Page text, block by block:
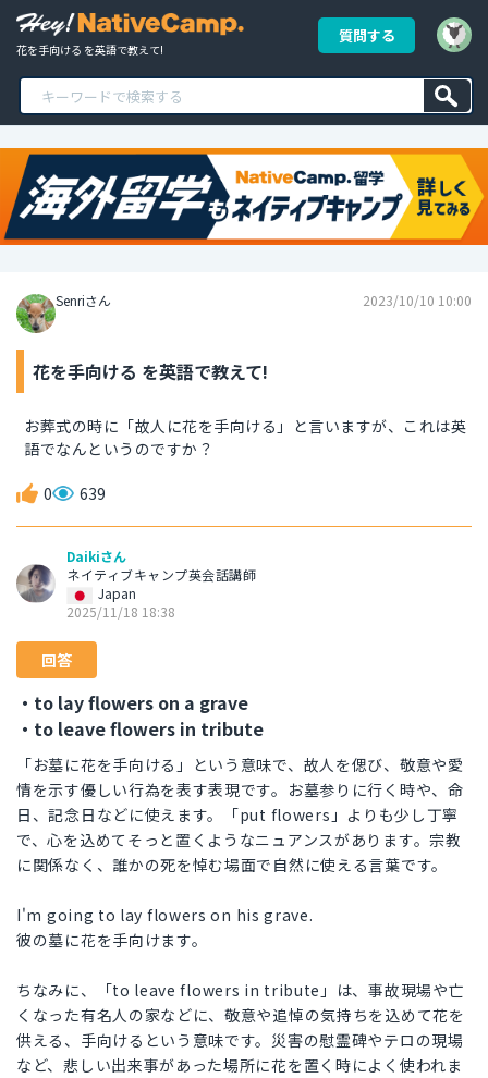
花を手向ける を英語で教えて!
質問する
Senriさん 2023/10/10 10:00
花を手向ける を英語で教えて!
お葬式の時に「故人に花を手向ける」と言いますが、これは英
語でなんというのですか？
0 639
Daikiさん
ネイティブキャンプ英会話講師
Japan
2025/11/18 18:38
回答
・to lay flowers on a grave
・to leave flowers in tribute
「お墓に花を手向ける」という意味で、故人を偲び、敬意や愛
情を示す優しい行為を表す表現です。お墓参りに行く時や、命
日、記念日などに使えます。「put flowers」よりも少し丁寧
で、心を込めてそっと置くようなニュアンスがあります。宗教
に関係なく、誰かの死を悼む場面で自然に使える言葉です。
I'm going to lay flowers on his grave.
彼の墓に花を手向けます。
ちなみに、「to leave flowers in tribute」は、事故現場や亡
くなった有名人の家などに、敬意や追悼の気持ちを込めて花を
供える、手向けるという意味です。災害の慰霊碑やテロの現場
など、悲しい出来事があった場所に花を置く時によく使われま